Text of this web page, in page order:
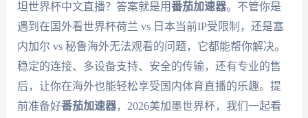
坦世界杯中文直播？答案就是用番茄加速器。不管你是
遇到在国外看世界杯荷兰 vs 日本当前IP受限制，还是塞
内加尔 vs 秘鲁海外无法观看的问题，它都能帮你解决。
稳定的连接、多设备支持、安全的传输，还有专业的售
后，让你在海外也能轻松享受国内体育直播的乐趣。提
前准备好番茄加速器，2026美加墨世界杯，我们一起看